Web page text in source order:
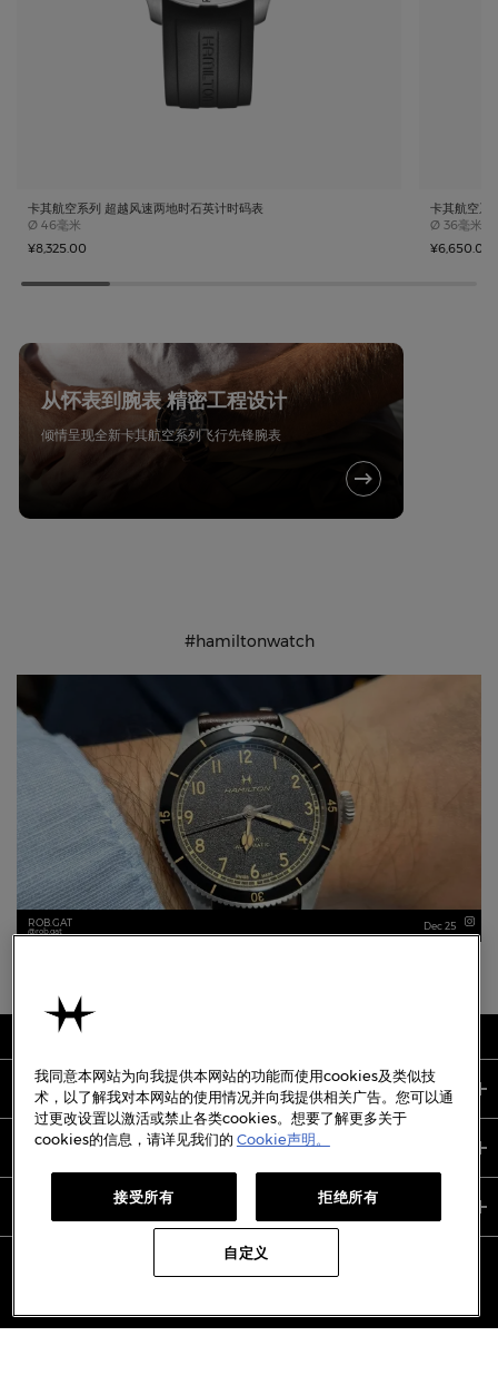
卡其航空系列 超越风速两地时石英计时码表
Ø Case size
46毫米
¥8,325.00
卡其航空系
Ø Case size
36毫米 x
¥6,650.00
从怀表到腕表 精密工程设计
倾情呈现全新卡其航空系列飞行先锋腕表
#hamiltonwatch
ROB.GAT
rob.gat Dec 25
关于我们
支持服务
我同意本网站为向我提供本网站的功能而使用cookies及类似技
术，以了解我对本网站的使用情况并向我提供相关广告。您可以通
过更改设置以激活或禁止各类cookies。想要了解更多关于
cookies的信息，请详见我们的 Cookie声明。
接受所有 拒绝所有
自定义